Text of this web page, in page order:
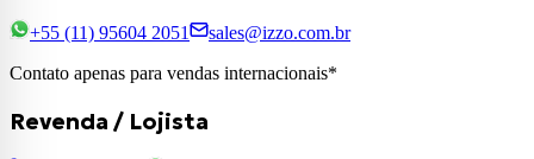
+55 (11) 95604 2051
sales@izzo.com.br
Contato apenas para vendas internacionais*
Revenda / Lojista